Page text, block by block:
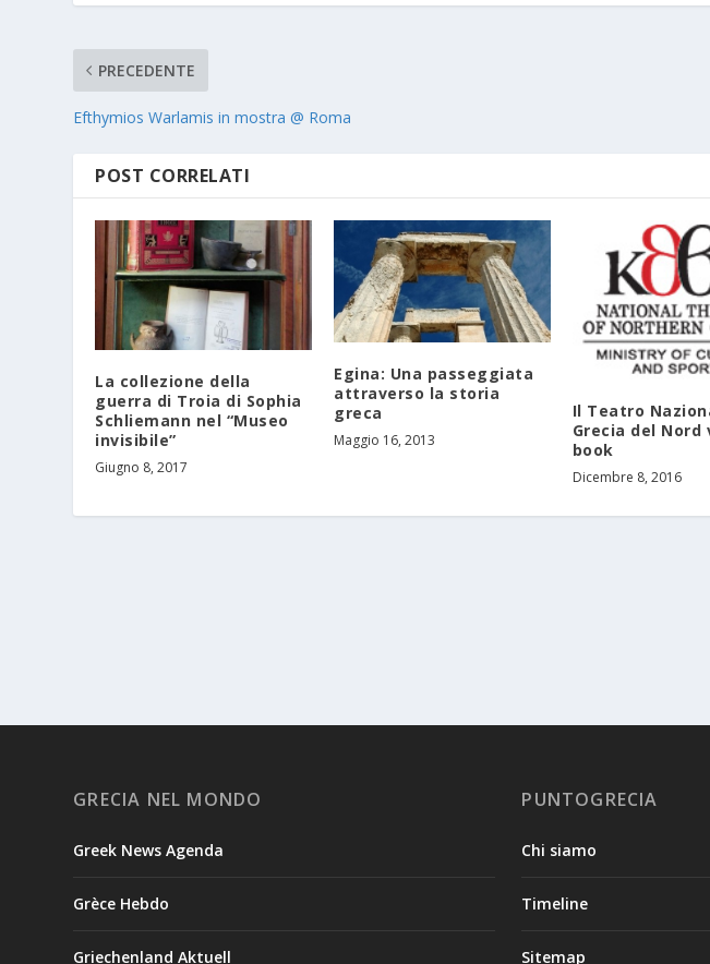
PRECEDENTE
Efthymios Warlamis in mostra @ Roma
POST CORRELATI
La collezione della
guerra di Troia di Sophia
Schliemann nel “Museo
invisibile”
Giugno 8, 2017
Egina: Una passeggiata
attraverso la storia
greca
Maggio 16, 2013
Il Teatro
Grecia del Nord
book
Dicembre 8, 2016
GRECIA NEL MONDO
Greek News Agenda
Grèce Hebdo
Griechenland Aktuell
PUNTOGRECIA
Chi siamo
Timeline
Sitemap